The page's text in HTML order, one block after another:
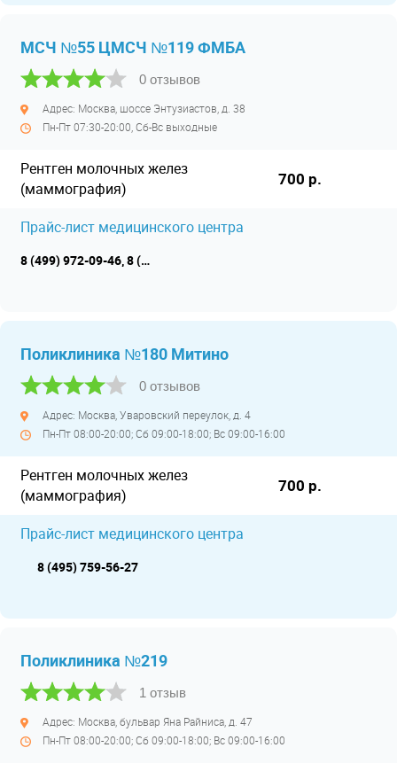
МСЧ №55 ЦМСЧ №119 ФМБА
0 отзывов
Адрес: Москва, шоссе Энтузиастов, д. 38
Пн-Пт 07:30-20:00, Сб-Вс выходные
Рентген молочных желез
(маммография)
700 р.
Прайс-лист медицинского центра
8 (499) 972-09-46, 8 (495) 21-21-119
Поликлиника №180 Митино
0 отзывов
Адрес: Москва, Уваровский переулок, д. 4
Пн-Пт 08:00-20:00; Сб 09:00-18:00; Вс 09:00-16:00
Рентген молочных желез
(маммография)
700 р.
Прайс-лист медицинского центра
8 (495) 759-56-27
Поликлиника №219
1 отзыв
Адрес: Москва, бульвар Яна Райниса, д. 47
Пн-Пт 08:00-20:00; Сб 09:00-18:00; Вс 09:00-16:00